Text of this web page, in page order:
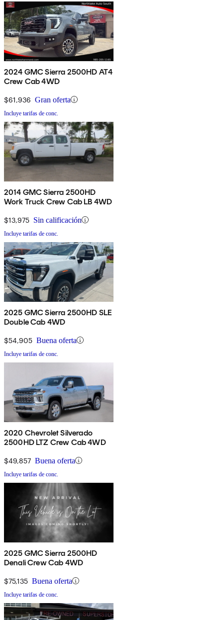
2024 GMC Sierra 2500HD AT4
Crew Cab 4WD
$61,936 Gran oferta
Incluye tarifas de conc.
2014 GMC Sierra 2500HD
Work Truck Crew Cab LB 4WD
$13,975 Sin calificación
Incluye tarifas de conc.
2025 GMC Sierra 2500HD SLE
Double Cab 4WD
$54,905 Buena oferta
Incluye tarifas de conc.
2020 Chevrolet Silverado
2500HD LTZ Crew Cab 4WD
$49,857 Buena oferta
Incluye tarifas de conc.
2025 GMC Sierra 2500HD
Denali Crew Cab 4WD
$75,135 Buena oferta
Incluye tarifas de conc.